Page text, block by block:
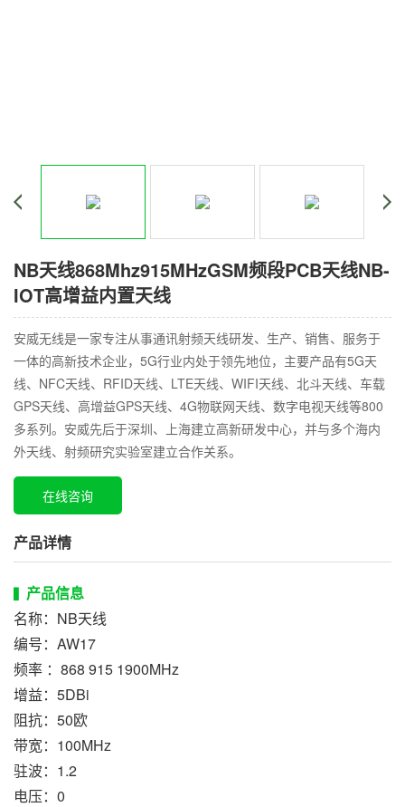
NB天线868Mhz915MHzGSM频段PCB天线NB-
IOT高增益内置天线
安威无线是一家专注从事通讯射频天线研发、生产、销售、服务于
一体的高新技术企业，5G行业内处于领先地位，主要产品有5G天
线、NFC天线、RFID天线、LTE天线、WIFI天线、北斗天线、车载
GPS天线、高增益GPS天线、4G物联网天线、数字电视天线等800
多系列。安威先后于深圳、上海建立高新研发中心，并与多个海内
外天线、射频研究实验室建立合作关系。
在线咨询
产品详情
▍ 产品信息
名称：NB天线
编号：AW17
频率 ：868 915 1900MHz
增益：5DBi
阻抗：50欧
带宽：100MHz
驻波：1.2
电压：0